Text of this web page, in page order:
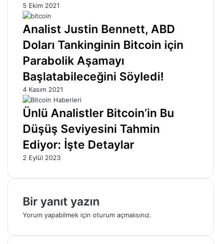
5 Ekim 2021
Analist Justin Bennett, ABD
Doları Tankinginin Bitcoin için
Parabolik Aşamayı
Başlatabileceğini Söyledi!
4 Kasım 2021
Ünlü Analistler Bitcoin’in Bu
Düşüş Seviyesini Tahmin
Ediyor: İşte Detaylar
2 Eylül 2023
Bir yanıt yazın
Yorum yapabilmek için oturum açmalısınız.